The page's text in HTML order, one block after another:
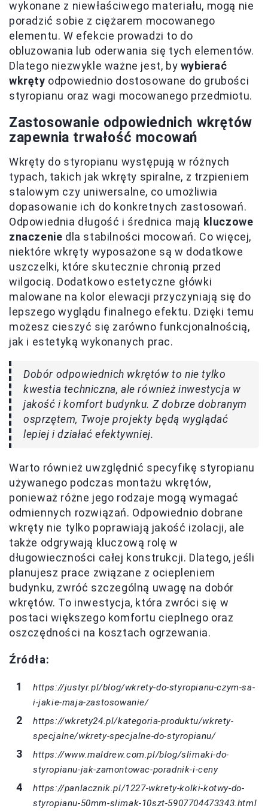
wykonane z niewłaściwego materiału, mogą nie
poradzić sobie z ciężarem mocowanego
elementu. W efekcie prowadzi to do
obluzowania lub oderwania się tych elementów.
Dlatego niezwykle ważne jest, by wybierać
wkręty odpowiednio dostosowane do grubości
styropianu oraz wagi mocowanego przedmiotu.
Zastosowanie odpowiednich wkrętów
zapewnia trwałość mocowań
Wkręty do styropianu występują w różnych
typach, takich jak wkręty spiralne, z trzpieniem
stalowym czy uniwersalne, co umożliwia
dopasowanie ich do konkretnych zastosowań.
Odpowiednia długość i średnica mają kluczowe
znaczenie dla stabilności mocowań. Co więcej,
niektóre wkręty wyposażone są w dodatkowe
uszczelki, które skutecznie chronią przed
wilgocią. Dodatkowo estetyczne główki
malowane na kolor elewacji przyczyniają się do
lepszego wyglądu finalnego efektu. Dzięki temu
możesz cieszyć się zarówno funkcjonalnością,
jak i estetyką wykonanych prac.
Dobór odpowiednich wkrętów to nie tylko
kwestia techniczna, ale również inwestycja w
jakość i komfort budynku. Z dobrze dobranym
osprzętem, Twoje projekty będą wyglądać
lepiej i działać efektywniej.
Warto również uwzględnić specyfikę styropianu
używanego podczas montażu wkrętów,
ponieważ różne jego rodzaje mogą wymagać
odmiennych rozwiązań. Odpowiednio dobrane
wkręty nie tylko poprawiają jakość izolacji, ale
także odgrywają kluczową rolę w
długowieczności całej konstrukcji. Dlatego, jeśli
planujesz prace związane z ociepleniem
budynku, zwróć szczególną uwagę na dobór
wkrętów. To inwestycja, która zwróci się w
postaci większego komfortu cieplnego oraz
oszczędności na kosztach ogrzewania.
Źródła:
https://justyr.pl/blog/wkrety-do-styropianu-czym-sa-
i-jakie-maja-zastosowanie/
https://wkrety24.pl/kategoria-produktu/wkrety-
specjalne/wkrety-specjalne-do-styropianu/
https://www.maldrew.com.pl/blog/slimaki-do-
styropianu-jak-zamontowac-poradnik-i-ceny
https://panlacznik.pl/1227-wkrety-kolki-kotwy-do-
styropianu-50mm-slimak-10szt-5907704473343.html